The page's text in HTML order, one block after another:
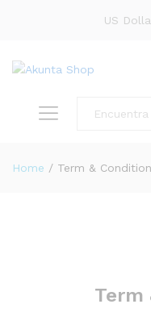
US
Home / Term &
Term